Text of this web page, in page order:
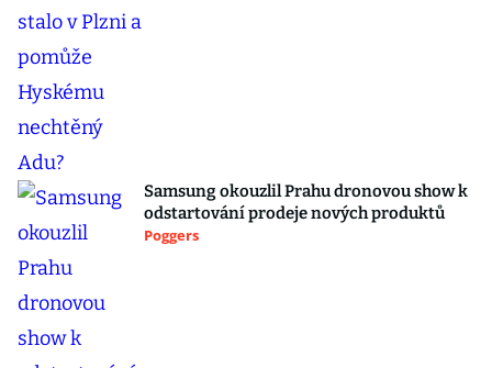
Samsung okouzlil Prahu dronovou show k
odstartování prodeje nových produktů
Poggers